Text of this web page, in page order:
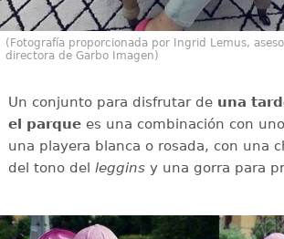
(Fotografía proporcionada por Ingrid Lemus,
directora de Garbo Imagen)
Un conjunto para disfrutar de una
el parquees una combinación con
una playera blanca o rosada, con una
del tono del legginsy una gorra para